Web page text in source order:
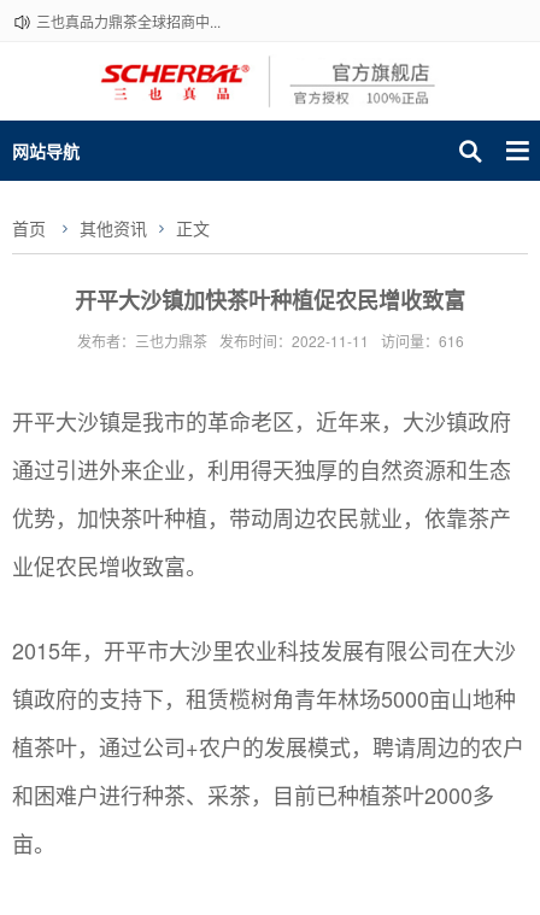
三也真品力鼎茶全球招商中...
网站导航
首页 其他资讯 正文
开平大沙镇加快茶叶种植促农民增收致富
发布者：三也力鼎茶 发布时间：2022-11-11 访问量：616
开平大沙镇是我市的革命老区，近年来，大沙镇政府
通过引进外来企业，利用得天独厚的自然资源和生态
优势，加快茶叶种植，带动周边农民就业，依靠茶产
业促农民增收致富。
2015年，开平市大沙里农业科技发展有限公司在大沙
镇政府的支持下，租赁榄树角青年林场5000亩山地种
植茶叶，通过公司+农户的发展模式，聘请周边的农户
和困难户进行种茶、采茶，目前已种植茶叶2000多
亩。